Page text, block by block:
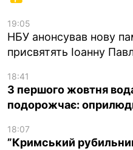
19:05
НБУ анонсував нову
присвятять Іоанну
18:41
З першого жовтня
подорожчає:
18:07
”Кримський